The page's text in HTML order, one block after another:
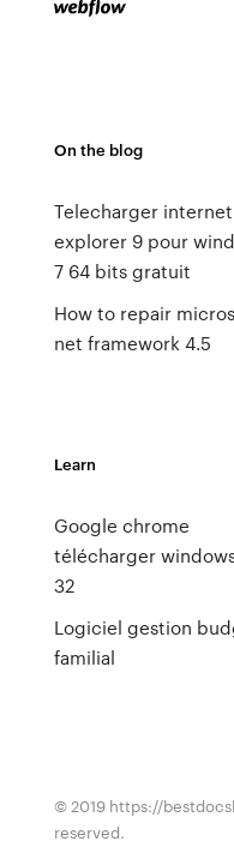
On the blog
Telecharger internet
explorer 9 pour
7 64 bits gratuit
How to repair
net framework 4.5
Learn
Google chrome
télécharger
32
Logiciel gestion
familial
© 2019 https://
reserved.